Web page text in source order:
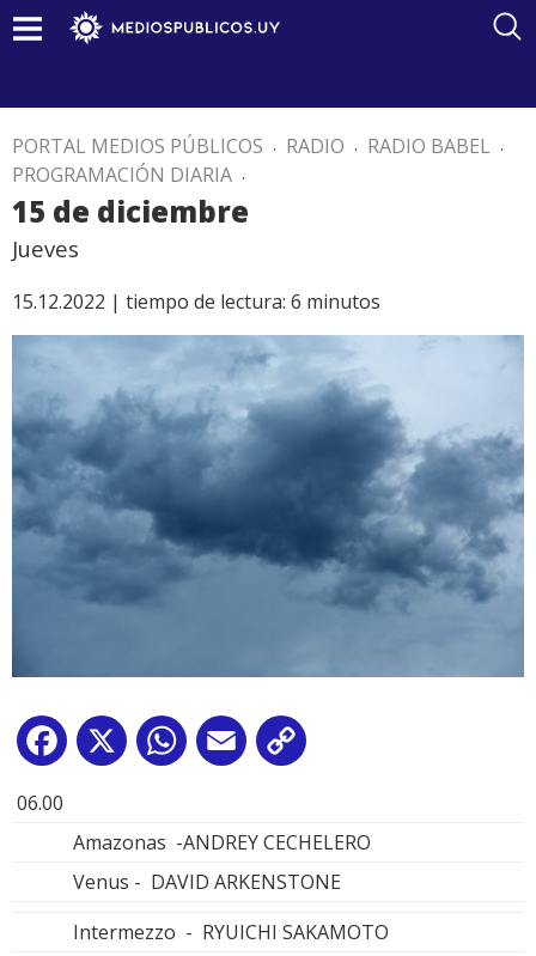
PORTAL MEDIOS PÚBLICOS . RADIO . RADIO BABEL .
PROGRAMACIÓN DIARIA .
15 de diciembre
Jueves
15.12.2022 | tiempo de lectura: 6 minutos
Facebook
X WhatsApp
Email
06.00
Amazonas -ANDREY CECHELERO
Venus - DAVID ARKENSTONE
Intermezzo - RYUICHI SAKAMOTO